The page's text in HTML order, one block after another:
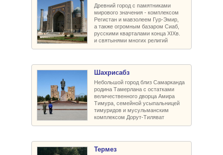
Древний город с памятниками
мирового значения - комплексом
Регистан и мавзолеем Гур-Эмир,
а также огромным базаром Сиаб,
русскими кварталами конца XIXв.
и святынями многих религий
Шахрисабз
Небольшой город близ Самарканда
родина Тамерлана с остатками
величественного дворца Амира
Тимура, семейной усыпальницей
тимуридов и мусульманским
комплексом Дорут-Тиляват
Термез